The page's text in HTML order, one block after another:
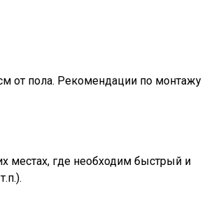
от пола. Рекомендации по монтажу
местах, где необходим быстрый и